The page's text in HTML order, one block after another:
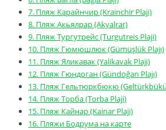
7. Пляж Карайнчир (Krainchir Plaji)
8. Пляж Акьялрар (Akyalrar)
9. Пляж Тургутрейс (Turgutreis Plaji)
10. Пляж Гюмюшлюк (Gümüşlük Plajı)
11. Пляж Яликавак (Yalikavak Plaji)
12. Пляж Гюндоган (Gündoğan Plajı)
13. Пляж Гельтюркбюкю (Geltürkbükü
14. Пляж Торба (Torba Plaji)
15. Пляж Кайнар (Kainar Plaji)
16. Пляжи Бодрума на карте